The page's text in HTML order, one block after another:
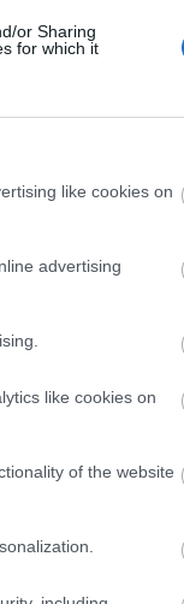
or Sharing
for which it
like cookies on
advertising
like cookies on
of the website
A
(171 )
)